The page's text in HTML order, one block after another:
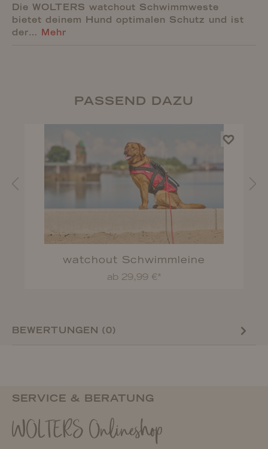
Die WOLTERS watchout Schwimmweste
bietet deinem Hund optimalen Schutz und ist
der… Mehr
PASSEND DAZU
watchout Schwimmleine
ab 29,99 €*
BEWERTUNGEN (0)
SERVICE & BERATUNG
WOLTERS Onlineshop